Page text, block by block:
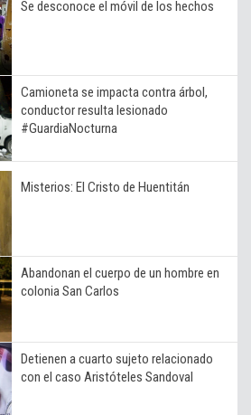
Se desconoce el móvil de los hechos
Camioneta se impacta contra árbol,
conductor resulta lesionado
#GuardiaNocturna
Misterios: El Cristo de Huentitán
Abandonan el cuerpo de un hombre en
colonia San Carlos
Detienen a cuarto sujeto relacionado
con el caso Aristóteles Sandoval